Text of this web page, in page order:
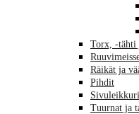
Torx, -tähti
Räikät ja
Pihdit
Tuurnat ja